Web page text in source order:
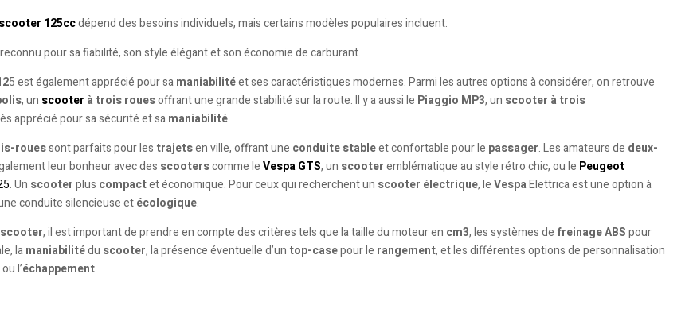
scooter 125ccdépend des besoins individuels, mais certains modèles populaires incluent:
pour sa fiabilité, son style élégant et son économie de carburant.
5 est également apprécié pour samaniabilitéet ses caractéristiques modernes. Parmi les autres options à considérer, on retrouve
, un scooter à trois rouesoffrant une grande stabilité sur la route. Il y a aussi le Piaggio MP3, un scooter à trois
apprécié pour sa sécurité et samaniabilité.
rouessont parfaits pour les trajetsen ville, offrant une conduite stableet confortable pour le passager. Les amateurs de deux-
leur bonheur avec des scooterscomme leVespaGTS, un scooteremblématique au style rétro chic, ou le Peugeot
. Un scooterplus compactet économique. Pour ceux qui recherchent un scooter électrique, leVespaElettrica est une option à
conduite silencieuse etécologique.
scooter, il est important de prendre en compte des critères tels que la taille du moteur en cm3, les systèmes de freinage ABSpour
lamaniabilitédu scooter, la présence éventuelle d’un top-casepour le rangement, et les différentes options de personnalisation
l’échappement.